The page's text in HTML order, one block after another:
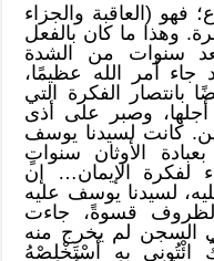
فهو (العاقبة والجزاء
وهذا ما كان بالفعل
سنوات من الشدة
أمر الله عظيمًا،
بانتصار الفكرة التي
وصبر على أذى
كانت لسيدنا يوسف
الأوثان سنواتٍ
لفكرة الإيمان… إن
لسيدنا يوسف عليه
قسوةً، جاءت
السجن لم يخرج منه
ائْتُونِي بِهِ أَسْتَخْلِصْهُ